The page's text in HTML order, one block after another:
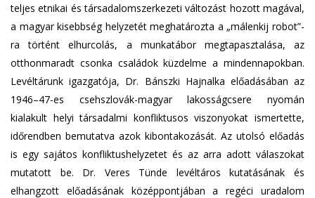
teljes etnikai és társadalomszerkezeti változást hozott magával,
a magyar kisebbség helyzetét meghatározta a „málenkij robot”-
ra történt elhurcolás, a munkatábor megtapasztalása, az
otthonmaradt csonka családok küzdelme a mindennapokban.
Levéltárunk igazgatója, Dr. Bánszki Hajnalka előadásában az
1946–47-es csehszlovák-magyar lakosságcsere nyomán
kialakult helyi társadalmi konfliktusos viszonyokat ismertette,
időrendben bemutatva azok kibontakozását. Az utolsó előadás
is egy sajátos konfliktushelyzetet és az arra adott válaszokat
mutatott be. Dr. Veres Tünde levéltáros kutatásának és
elhangzott előadásának középpontjában a regéci uradalom